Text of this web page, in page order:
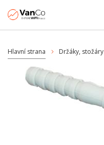
Hlavní strana Držáky, stožáry